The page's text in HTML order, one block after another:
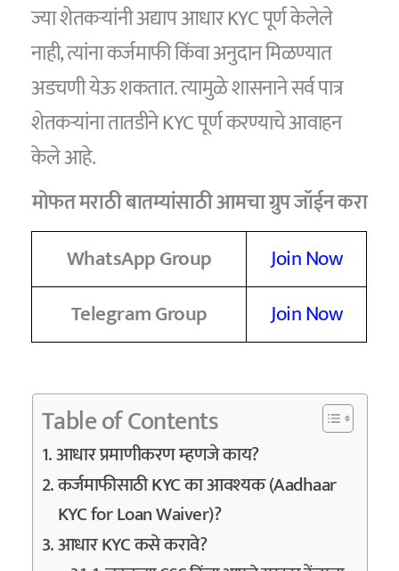
ज्या शेतकऱ्यांनी अद्याप आधार KYC पूर्ण केलेले
नाही, त्यांना कर्जमाफी किंवा अनुदान मिळण्यात
अडचणी येऊ शकतात. त्यामुळे शासनाने सर्व पात्र
शेतकऱ्यांना तातडीने KYC पूर्ण करण्याचे आवाहन
केले आहे.
मोफत मराठी बातम्यांसाठी आमचा ग्रुप जॉईन करा
WhatsApp Group
Join Now
Telegram Group
Join Now
Table of Contents
आधार प्रमाणीकरण म्हणजे काय?
कर्जमाफीसाठी KYC का आवश्यक (Aadhaar
KYC for Loan Waiver)?
आधार KYC कसे करावे?